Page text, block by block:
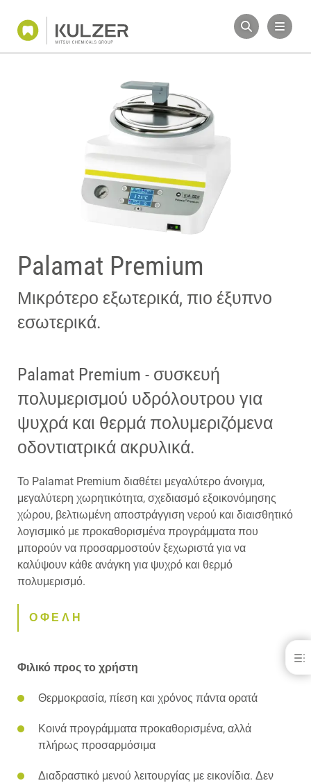
ΛΗΨΕΙΣ
ΣΧΕΤΙΚΆ ΠΡΟΪΌΝΤΑ
Palamat Premium
Μικρότερο εξωτερικά, πιο έξυπνο
εσωτερικά.
Palamat Premium - συσκευή
πολυμερισμού υδρόλουτρου για
ψυχρά και θερμά πολυμεριζόμενα
οδοντιατρικά ακρυλικά.
Το Palamat Premium διαθέτει μεγαλύτερο άνοιγμα,
μεγαλύτερη χωρητικότητα, σχεδιασμό εξοικονόμησης
χώρου, βελτιωμένη αποστράγγιση νερού και διαισθητικό
λογισμικό με προκαθορισμένα προγράμματα που
μπορούν να προσαρμοστούν ξεχωριστά για να
καλύψουν κάθε ανάγκη για ψυχρό και θερμό
πολυμερισμό.
ΟΦΕΛΗ
Φιλικό προς το χρήστη
Θερμοκρασία, πίεση και χρόνος πάντα ορατά
Κοινά προγράμματα προκαθορισμένα, αλλά
πλήρως προσαρμόσιμα
Διαδραστικό μενού λειτουργίας με εικονίδια. Δεν